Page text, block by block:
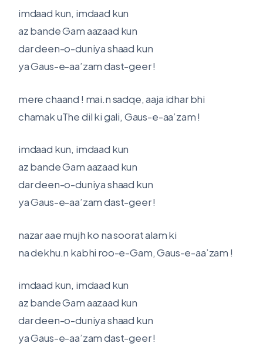
imdaad kun, imdaad kun
az bande Gam aazaad kun
dar deen-o-duniya shaad kun
ya Gaus-e-aa’zam dast-geer !
mere chaand ! mai.n sadqe, aaja idhar bhi
chamak uThe dil ki gali, Gaus-e-aa’zam !
imdaad kun, imdaad kun
az bande Gam aazaad kun
dar deen-o-duniya shaad kun
ya Gaus-e-aa’zam dast-geer !
nazar aae mujh ko na soorat alam ki
na dekhu.n kabhi roo-e-Gam, Gaus-e-aa’zam !
imdaad kun, imdaad kun
az bande Gam aazaad kun
dar deen-o-duniya shaad kun
ya Gaus-e-aa’zam dast-geer !